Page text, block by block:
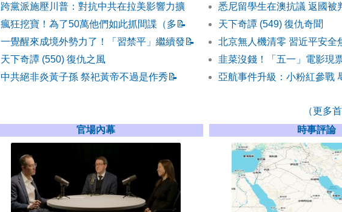
跨黨派施壓川普：對抗中共在拉美影響力擴
瘋狂挖寶！為了50萬他們如此抓間諜（多 📝
一覺醒來成境外勢力了！「習禁平」繼續發 📝
天下奇譚 (550) 復仇之風
中共絕非炎黃子孫 祭祀黃帝不過是作秀 📝
悉尼留學生在澳抗議 返國被
天下奇譚 (549) 復仇奇聞
北京無人機清零 習近平安全
韭菜沒錢！「五一」電影現
亞航事件升級：小粉紅參戰
（更多
官場內幕
時事評論